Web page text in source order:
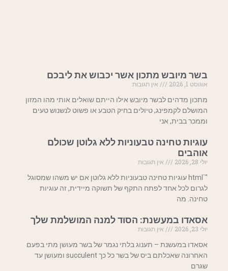
בשר מיובש מתכון אשר יכבוש את ליבכם
אוגוסט 1, 2026
אין תגובות
מתכון מדהים לבשר מיובש אילו הייתם שואלים אותי מהו המזון
המושלם לקמפינג, טיולים בחיק הטבע או פשוט לנשנוש טעים
וממכר בבית, אני
עוגיות טחינה טבעוניות ללא גלוטן שכולם
אוהבים
יולי 28, 2026
אין תגובות
"`html עוגיות טחינה טבעוניות ללא גלוטן אם יש משהו שמסוגל
לגרום לכל אחד לפתח התקף של תשוקה מיידית, זה עוגיות
טחינה. מה
אסאדו במעשנת: הסוד למנה המושלמת שלך
יולי 23, 2026
אין תגובות
אסאדו במעשנת – תענוג בלתי נגמר של בשר מעושן מתי בפעם
האחרונה שאכלתם ביס של בשר כל כך succulent ומעושן עד
שגרם